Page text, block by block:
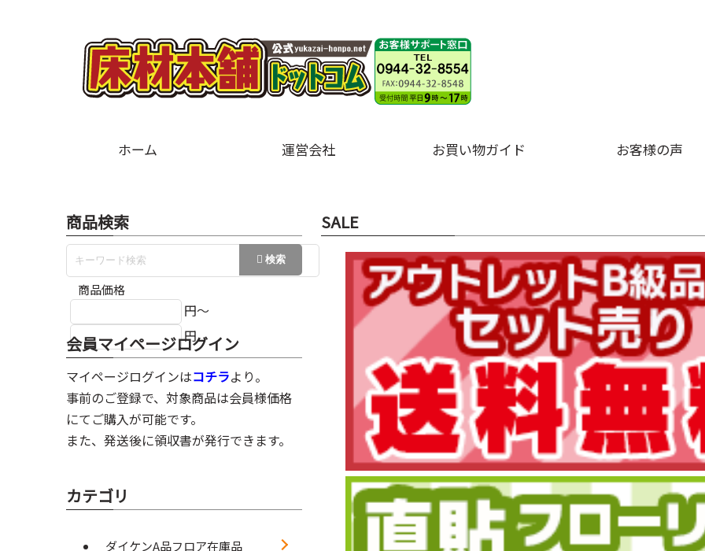
ホーム 運営会社 お買い物ガイド お客様の声
SALE
商品検索
商品価格
円～
円
会員マイページログイン
マイページログインはコチラより。
事前のご登録で、対象商品は会員様価格
にてご購入が可能です。
また、発送後に領収書が発行できます。
カテゴリ
ダイケンA品フロア在庫品